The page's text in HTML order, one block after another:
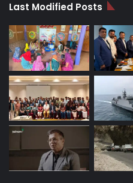
Last Modified Posts